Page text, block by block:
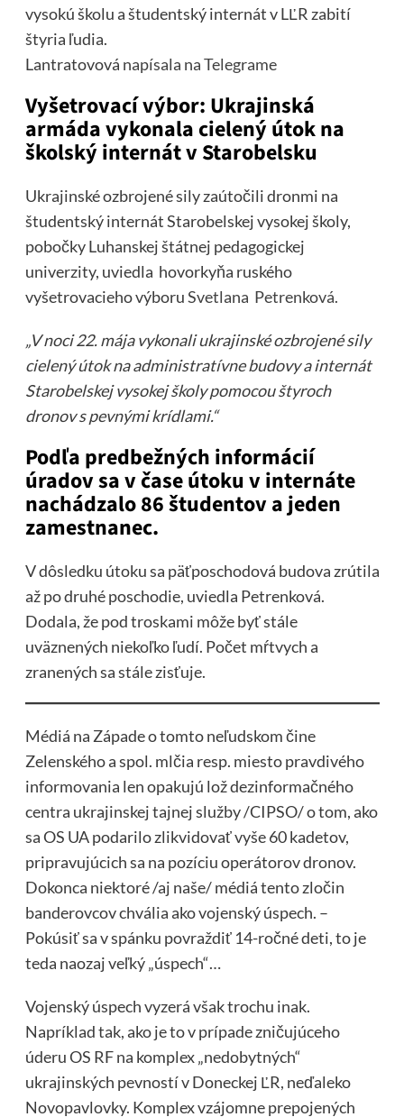
vysokú školu a študentský internát v LĽR zabití
štyria ľudia.
Lantratovová napísala na Telegrame
Vyšetrovací výbor: Ukrajinská
armáda vykonala cielený útok na
školský internát v Starobelsku
Ukrajinské ozbrojené sily zaútočili dronmi na
študentský internát Starobelskej vysokej školy,
pobočky Luhanskej štátnej pedagogickej
univerzity, uviedla hovorkyňa ruského
vyšetrovacieho výboruSvetlana Petrenková.
„V noci 22. mája vykonali ukrajinské ozbrojené sily
cielený útok na administratívne budovy a internát
Starobelskej vysokej školy pomocou štyroch
dronov s pevnými krídlami.“
Podľa predbežných informácií
úradov sa v čase útoku v internáte
nachádzalo 86 študentov a jeden
zamestnanec.
V dôsledku útoku sa päťposchodová budova zrútila
až po druhé poschodie, uviedla Petrenková.
Dodala, že pod troskami môže byť stále
uväznených niekoľko ľudí. Počet mŕtvych a
zranených sa stále zisťuje.
Médiá na Západe o tomto neľudskom čine
Zelenského a spol. mlčia resp. miesto pravdivého
informovania len opakujú lož dezinformačného
centra ukrajinskej tajnej služby /CIPSO/ o tom, ako
sa OS UA podarilo zlikvidovať vyše 60 kadetov,
pripravujúcich sa na pozíciu operátorov dronov.
Dokonca niektoré /aj naše/ médiá tento zločin
banderovcov chvália ako vojenský úspech. –
Pokúsiť sa v spánku povraždiť 14-ročné deti, to je
teda naozaj veľký „úspech“…
Vojenský úspech vyzerá však trochu inak.
Napríklad tak, ako je to v prípade zničujúceho
úderu OS RF na komplex „nedobytných“
ukrajinských pevností v Doneckej ĽR, neďaleko
Novopavlovky. Komplex vzájomne prepojených